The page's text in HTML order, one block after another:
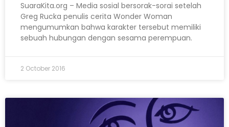
SuaraKita.org – Media sosial bersorak-sorai setelah
Greg Rucka penulis cerita Wonder Woman
mengumumkan bahwa karakter tersebut memiliki
sebuah hubungan dengan sesama perempuan.
2 October 2016